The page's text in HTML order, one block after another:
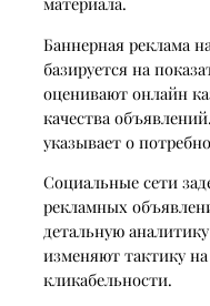
Баннерная реклама
базируется на
оценивают онлайн
качества
указывает о
Социальные сети
рекламных
детальную
изменяют тактику
кликабельности.